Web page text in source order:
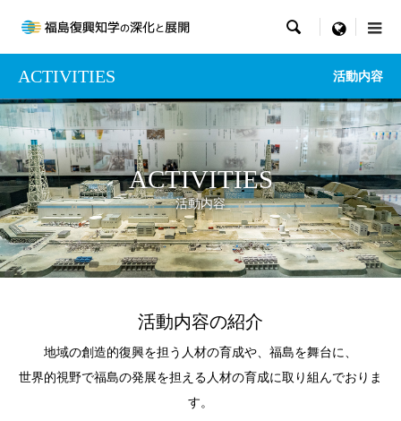
 menu
ACTIVITIES 活動内容
ACTIVITIES
活動内容
活動内容の紹介
地域の創造的復興を担う人材の育成や、福島を舞台に、
世界的視野で福島の発展を担える人材の育成に取り組んでおりま
す。